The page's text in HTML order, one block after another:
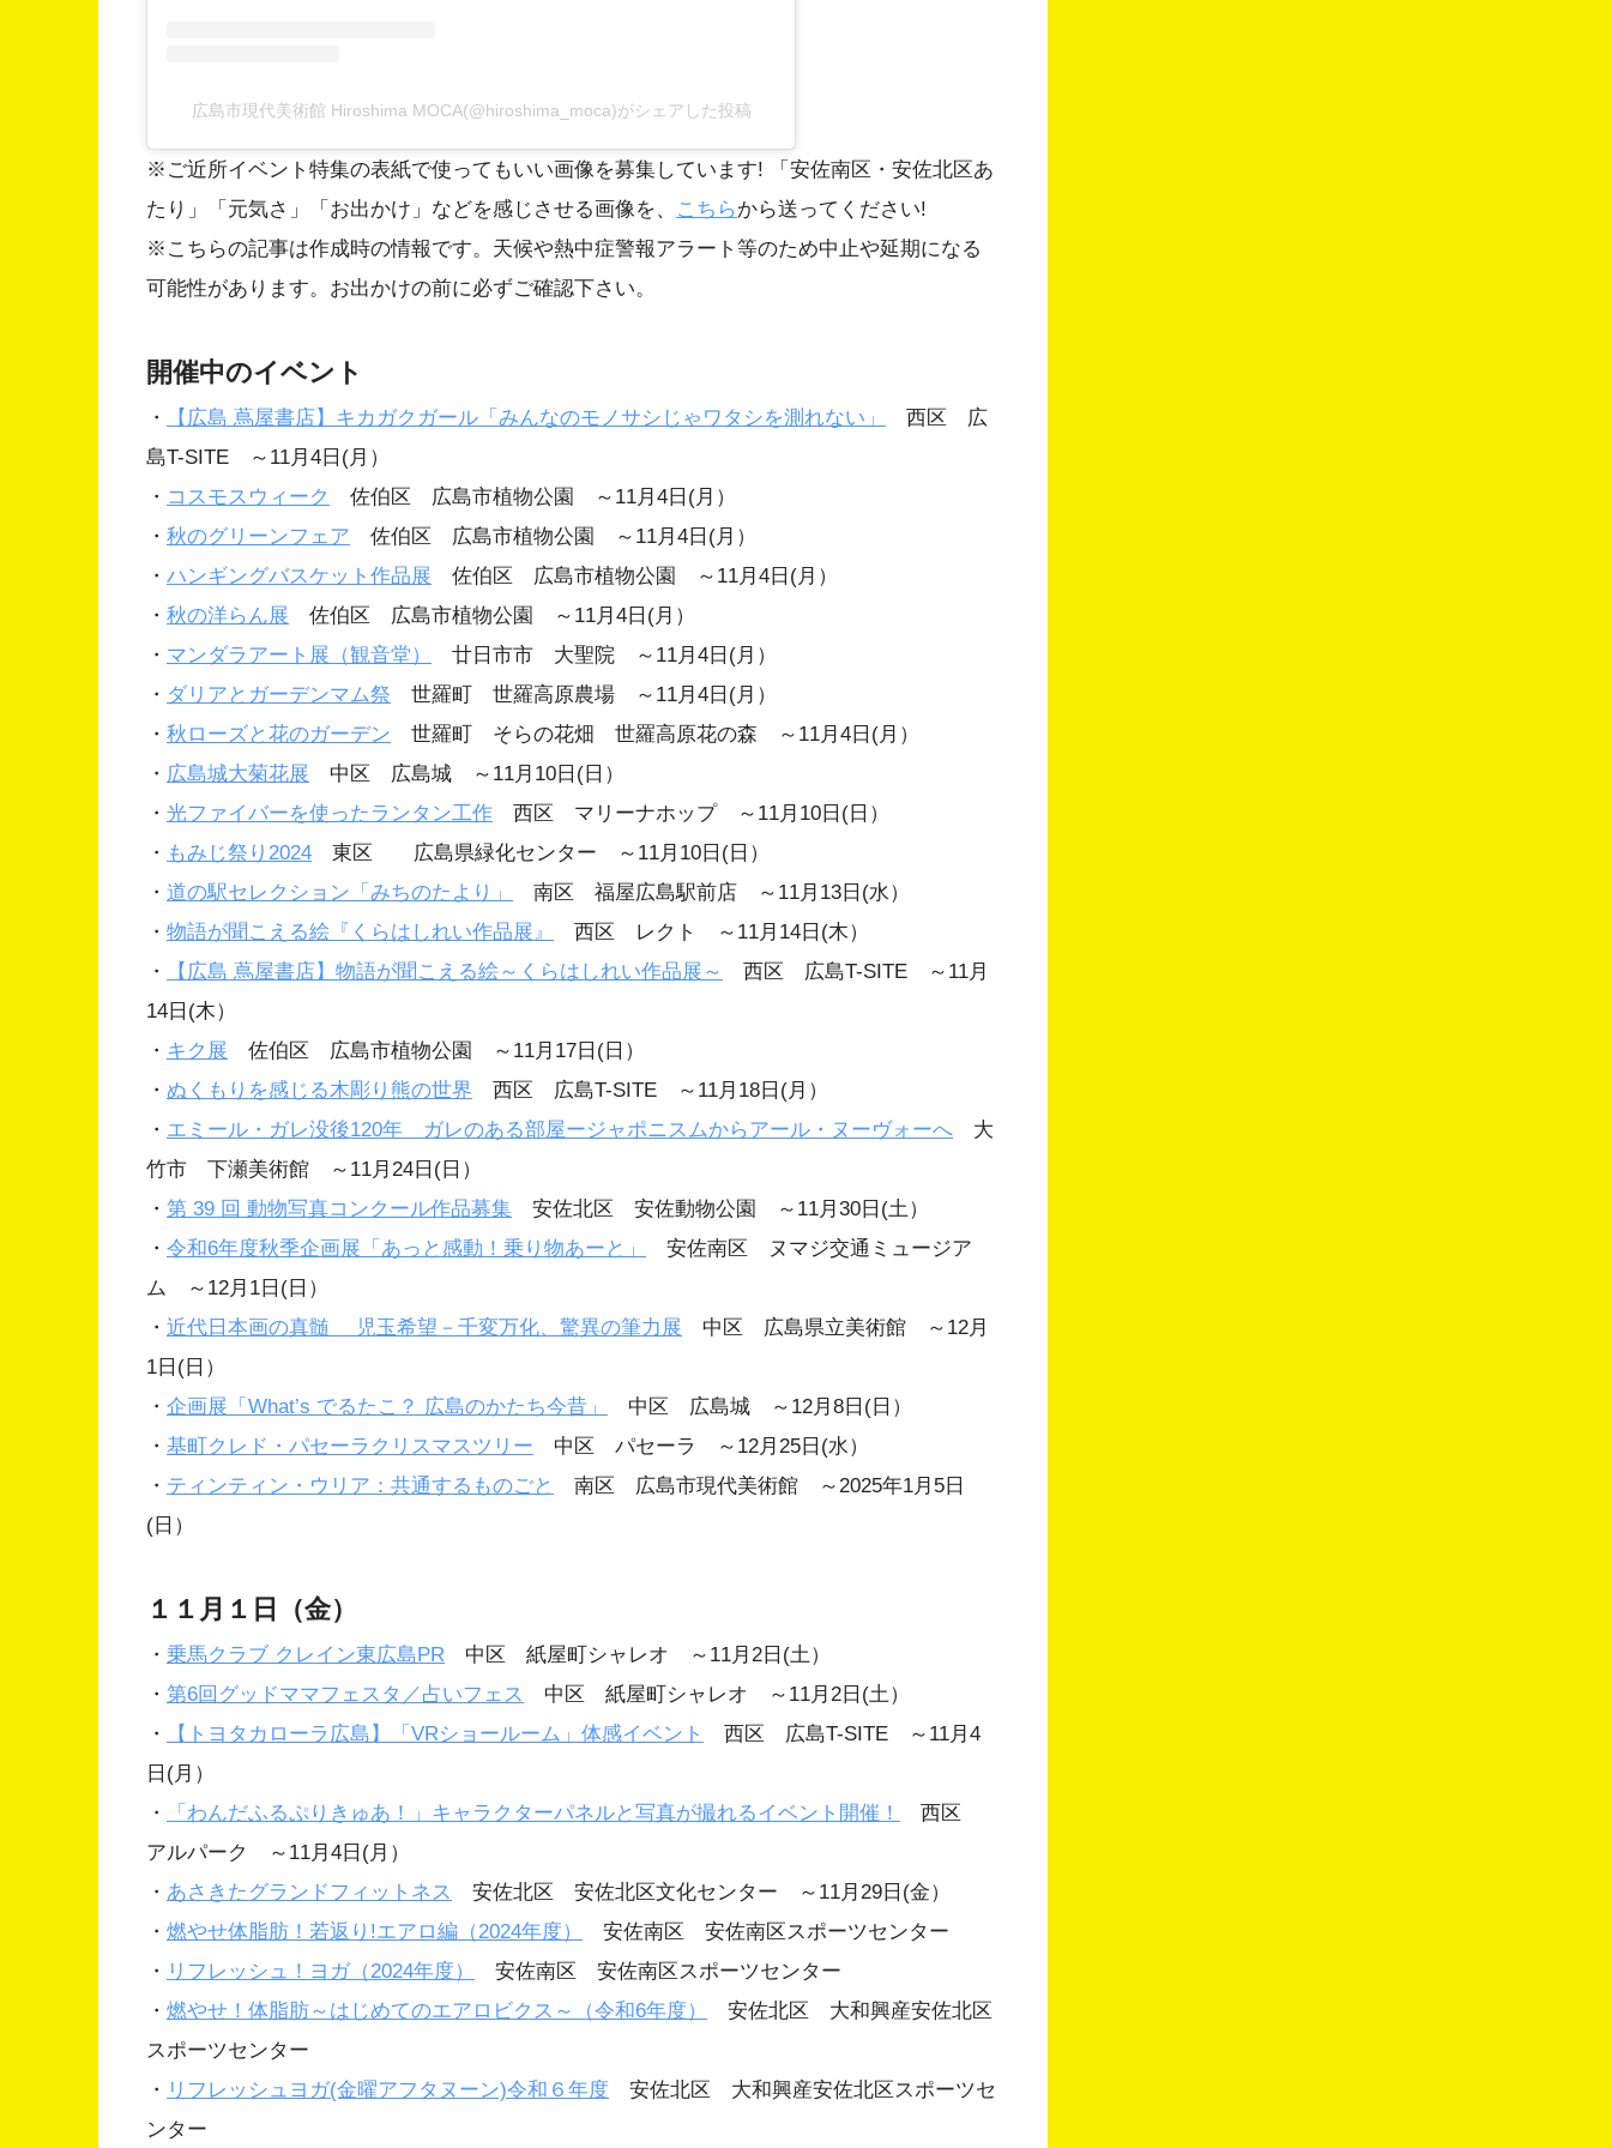
広島市現代美術館 Hiroshima MOCA(@hiroshima_moca)がシェアした投稿
※ご近所イベント特集の表紙で使ってもいい画像を募集しています! 「安佐南区・安佐北区あ
たり」「元気さ」「お出かけ」などを感じさせる画像を、
こちらから送ってください!
※こちらの記事は作成時の情報です。天候や熱中症警報アラート等のため中止や延期になる
可能性があります。お出かけの前に必ずご確認下さい。
開催中のイベント
・ 【広島 蔦屋書店】キカガクガール「みんなのモノサシじゃワタシを測れない」
西区 広
島T-SITE ～11月4日(月）
・ コスモスウィーク
佐伯区 広島市植物公園 ～11月4日(月）
・ 秋のグリーンフェア 佐伯区 広島市植物公園 ～11月4日(月）
・ ハンギングバスケット作品展 佐伯区 広島市植物公園 ～11月4日(月）
・ 秋の洋らん展 佐伯区 広島市植物公園 ～11月4日(月）
・ マンダラアート展（観音堂）
廿日市市 大聖院 ～11月4日(月）
・ ダリアとガーデンマム祭 世羅町 世羅高原農場 ～11月4日(月）
・ 秋ローズと花のガーデン 世羅町 そらの花畑 世羅高原花の森 ～11月4日(月）
・ 広島城大菊花展 中区 広島城 ～11月10日(日）
・ 光ファイバーを使ったランタン工作 西区 マリーナホップ ～11月10日(日）
・ もみじ祭り2024 東区 広島県緑化センター ～11月10日(日）
・ 道の駅セレクション「みちのたより」
南区 福屋広島駅前店 ～11月13日(水）
・ 物語が聞こえる絵『くらはしれい作品展』
西区 レクト ～11月14日(木）
・
【広島 蔦屋書店】物語が聞こえる絵～くらはしれい作品展～
西区 広島T-SITE ～11月
14日(木）
・ キク展 佐伯区 広島市植物公園 ～11月17日(日）
・ ぬくもりを感じる木彫り熊の世界 西区 広島T-SITE ～11月18日(月）
・ エミール・ガレ没後120年 ガレのある部屋ージャポニスムからアール・ヌーヴォーへ 大
竹市 下瀬美術館 ～11月24日(日）
・ 第 39 回 動物写真コンクール作品募集 安佐北区 安佐動物公園 ～11月30日(土）
・ 令和6年度秋季企画展「あっと感動！乗り物あーと」
安佐南区 ヌマジ交通ミュージア
ム ～12月1日(日）
・ 近代日本画の真髄 児玉希望－千変万化、驚異の筆力展 中区 広島県立美術館 ～12月
1日(日）
・ 企画展「What’s でるたこ？ 広島のかたち今昔」
中区 広島城 ～12月8日(日）
・ 基町クレド・パセーラクリスマスツリー 中区 パセーラ ～12月25日(水）
・ ティンティン・ウリア：共通するものごと
南区 広島市現代美術館 ～2025年1月5日
(日）
１１月１日（金）
・ 乗馬クラブ クレイン東広島PR 中区 紙屋町シャレオ ～11月2日(土）
・ 第6回グッドママフェスタ／占いフェス
中区 紙屋町シャレオ ～11月2日(土）
・
【トヨタカローラ広島】「VRショールーム」体感イベント
西区 広島T-SITE ～11月4
日(月）
・
「わんだふるぷりきゅあ！」キャラクターパネルと写真が撮れるイベント開催！
西区
アルパーク ～11月4日(月）
・ あさきたグランドフィットネス
安佐北区 安佐北区文化センター ～11月29日(金）
・ 燃やせ体脂肪！若返り!エアロ編（2024年度）
安佐南区 安佐南区スポーツセンター
・ リフレッシュ！ヨガ（2024年度）
安佐南区 安佐南区スポーツセンター
・ 燃やせ！体脂肪～はじめてのエアロビクス～（令和6年度）
安佐北区 大和興産安佐北区
スポーツセンター
・ リフレッシュヨガ(金曜アフタヌーン)令和６年度 安佐北区 大和興産安佐北区スポーツセ
ンター